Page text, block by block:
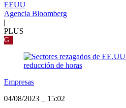
EEUU
Agencia Bloomberg
|
PLUS
G
Empresas
04/08/2023
15:02